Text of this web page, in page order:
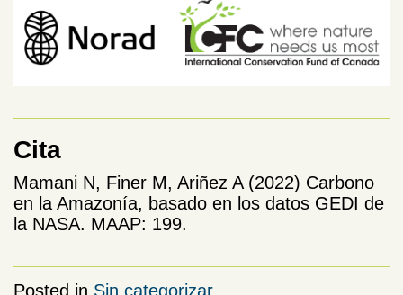
Cita
Mamani N, Finer M, Ariñez A (2022) Carbono
en la Amazonía, basado en los datos GEDI de
la NASA. MAAP: 199.
Posted in Sin categorizar